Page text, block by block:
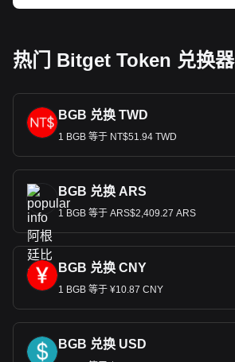
热门 Bitget Token 兑换器
BGB 兑换 TWD
1 BGB 等于 NT$51.94 TWD
BGB 兑换 ARS
1 BGB 等于 ARS$2,409.27 ARS
BGB 兑换 CNY
1 BGB 等于 ¥10.87 CNY
BGB 兑换 USD